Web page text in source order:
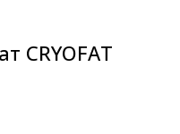
CRYOFAT